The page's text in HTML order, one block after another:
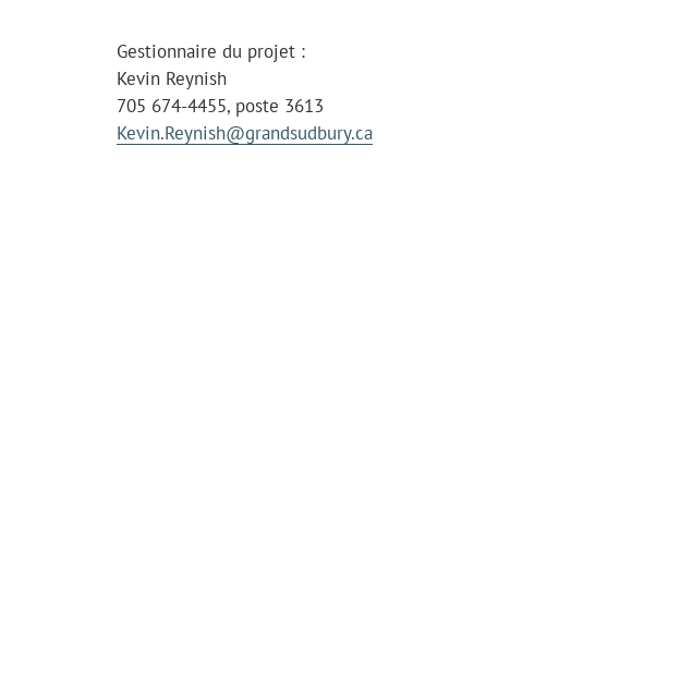
Gestionnaire du projet :
Kevin Reynish
705 674-4455, poste 3613
Kevin.Reynish@grandsudbury.ca